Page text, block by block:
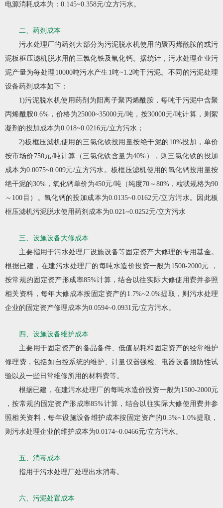
电源消耗成本为：0.145~0.358元/立方污水。
二、药剂成本
污水处理厂的药剂大部分为污泥脱水机使用的聚丙烯酰胺的或污
泥板框压滤机脱水用的三氯化铁及氧化钙。据统计，污水处理企业污
泥产量为每处理10000吨污水产生1吨~1.2吨干污泥。不同的污泥处理
设备药剂成本如下：
1)污泥脱水机使用药剂为阳离子聚丙烯酰胺，每吨干污泥中含聚
丙烯酰胺0.6%，价格为25000~35000元/吨，按30000元/吨计算，则絮
凝剂的投加成本为0.018~0.0216元/立方污水；
2)板框压滤机使用的三氯化铁投用量按绝干泥的10%投加，单价
按市场价750元/吨计算（三氯化铁含量为40%），则三氯化铁的投加
成本为0.0075~0.009元/立方污水。板框压滤机使用的氧化钙投用量按
绝干泥的30%，氧化钙单价为450元/吨（纯度70～80%，粒状规格为90
～100目）。氧化钙的投加成本为0.0135~0.0162元/立方污水。因此板
框压滤机污泥脱水使用药剂成本为0.021~0.0252元/立方污水
三、设施设备大修成本
主要指用于污水处理厂设施设备等固定资产大修理的专用基金。
根据已建，在建污水处理厂的每吨水造价投资一般为1500-2000元 ，
按常规的固定资产形成率85%计算，结合以往实际大修使用费并参照
相关资料，每年大修成本按固定资产的1.7%~2.0%提取，则污水处理
企业的固定资产修理成本为0.0594~0.0931元/立方污水。
四、设施设备维护成本
主要用于固定资产的备品备件、低值易耗和固定资产的经常维护
修理费，包括如自控系统的维护、计量仪器强检、电器设备预防性试
验以及一些日常维修所用的材料费等。
根据已建，在建污水处理厂的每吨水造价投资一般为1500-2000元
，按常规的固定资产形成率85%计算，结合以往实际大修使用费并参
照相关资料，每年设施设备维护成本按固定资产的0.5%~1.0%提取，
则污水处理企业的维护成本为0.0174~0.0466元/立方污水。
五、消毒成本
指用于污水处理厂处理出水消毒。
六、污泥处置成本